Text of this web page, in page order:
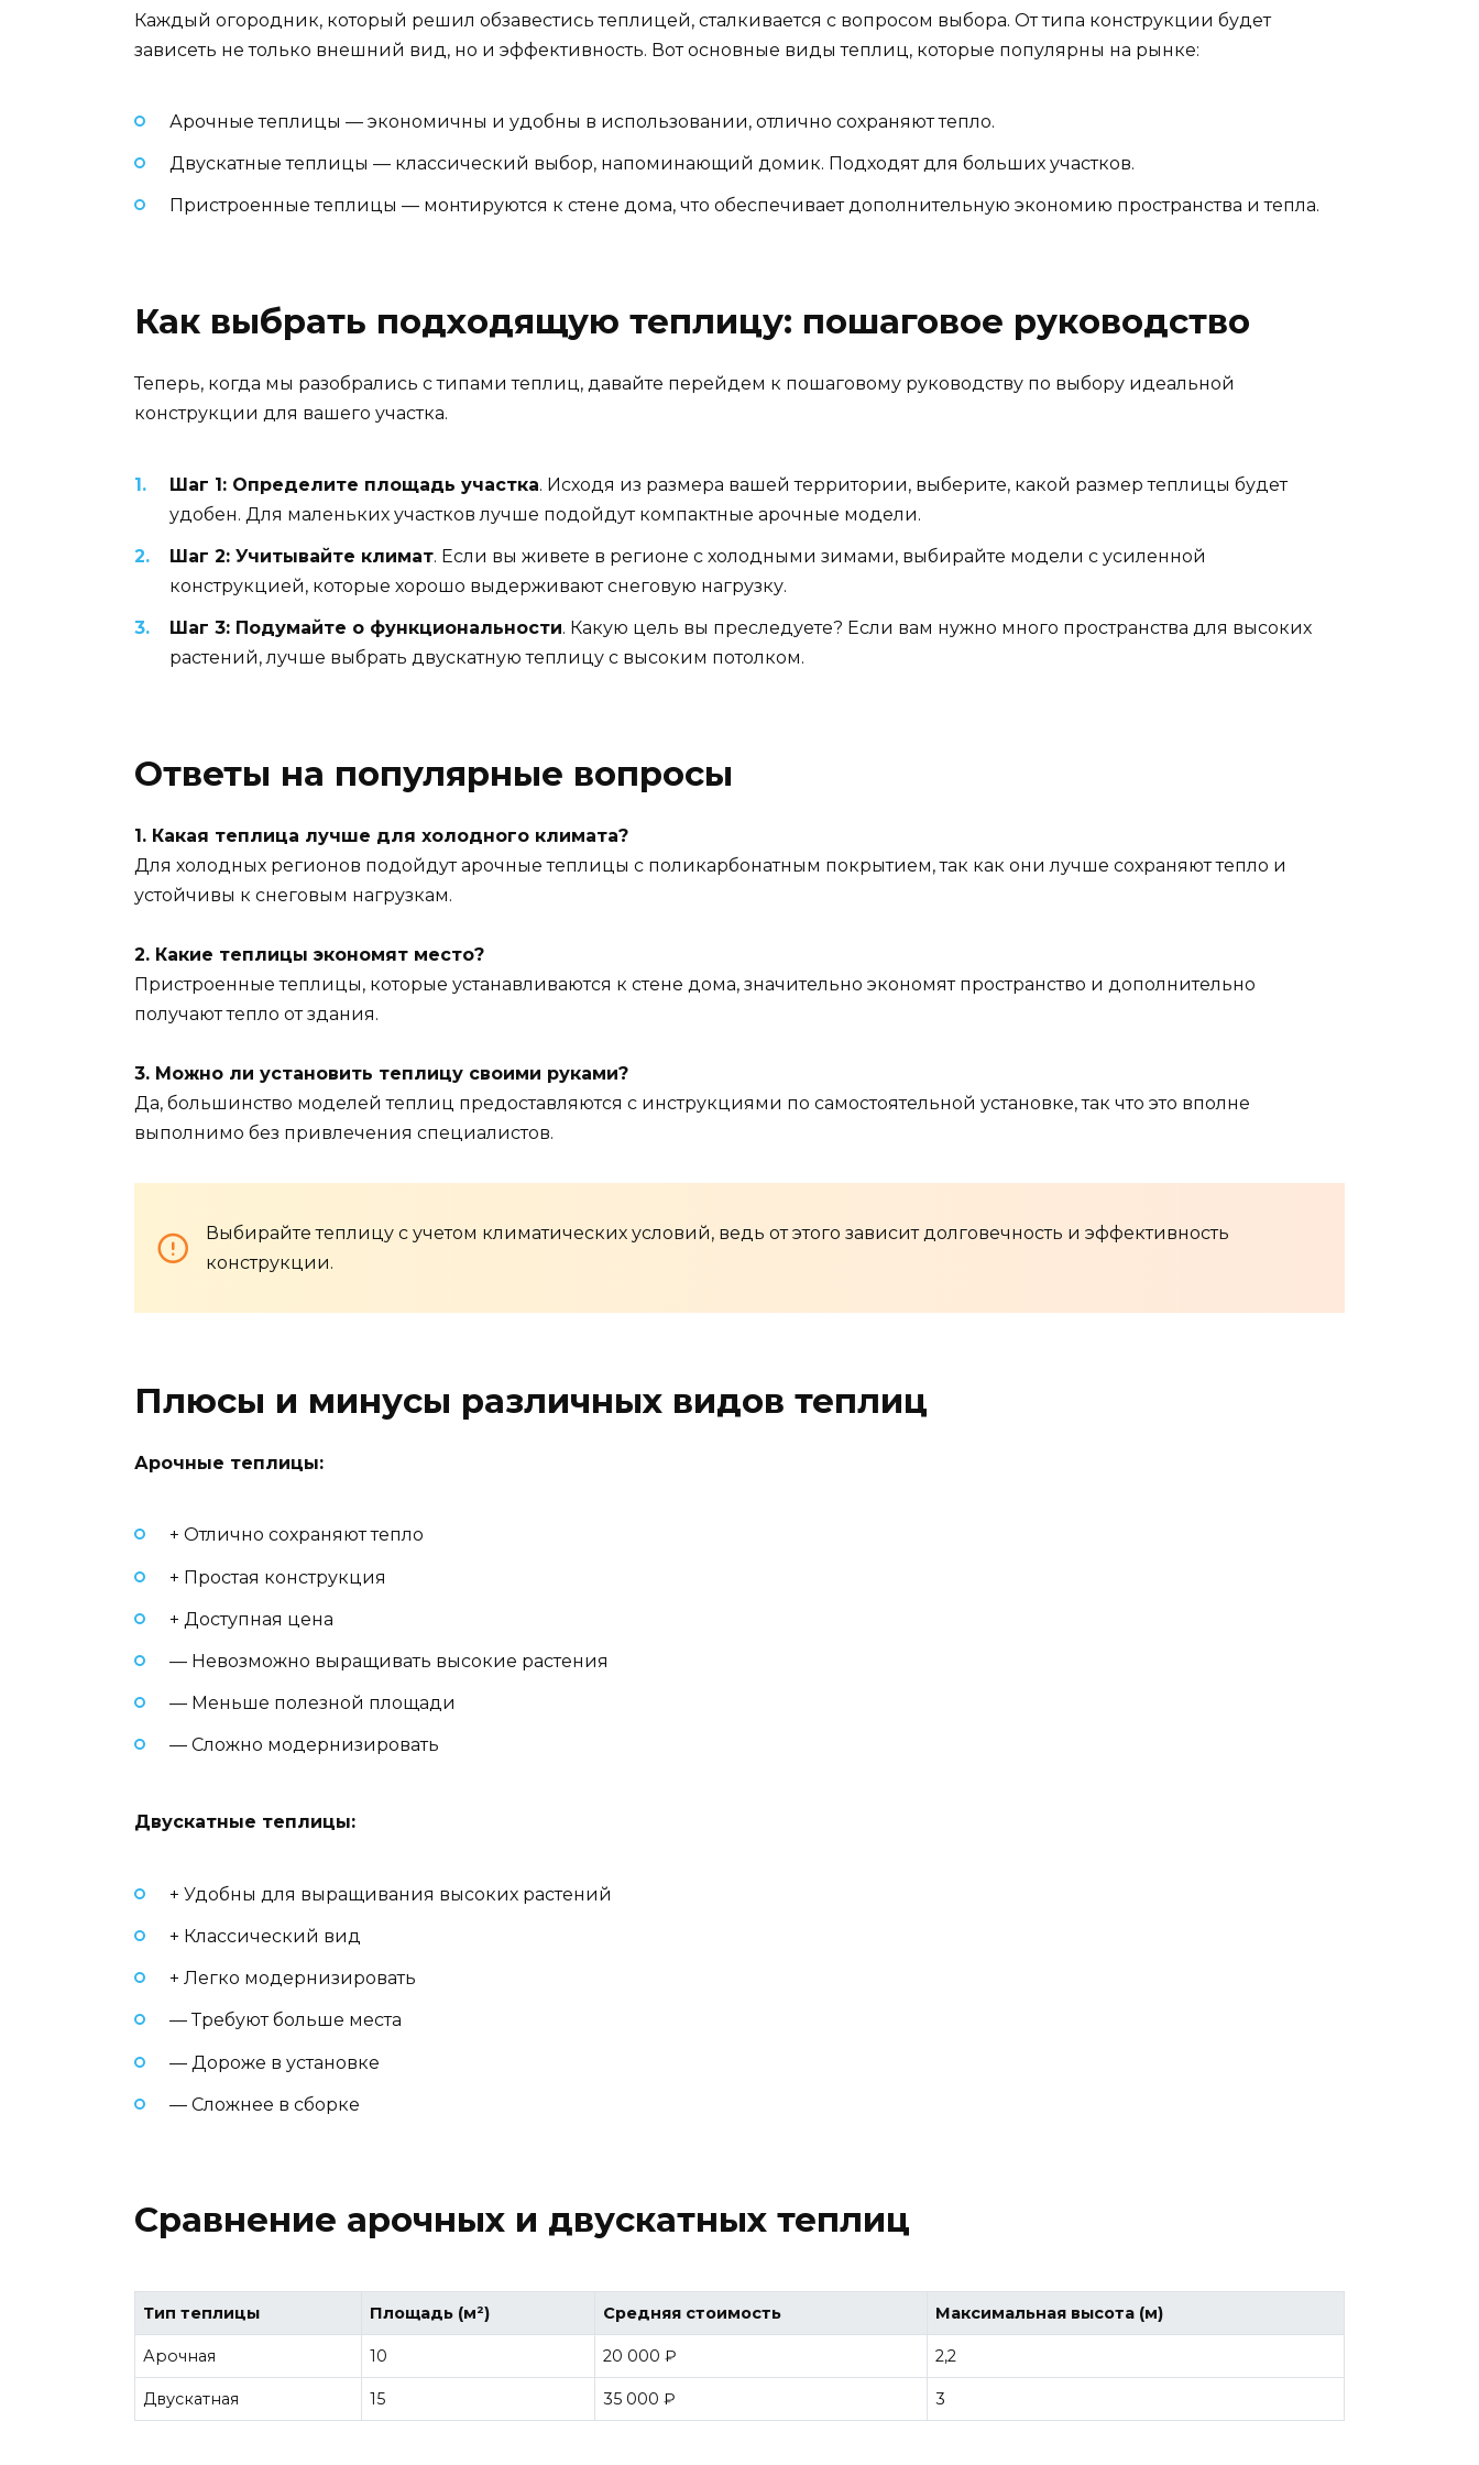
Каждый огородник, который решил обзавестись теплицей, сталкивается с вопросом выбора. От типа конструкции будет
зависеть не только внешний вид, но и эффективность. Вот основные виды теплиц, которые популярны на рынке:
Арочные теплицы — экономичны и удобны в использовании, отлично сохраняют тепло.
Двускатные теплицы — классический выбор, напоминающий домик. Подходят для больших участков.
Пристроенные теплицы — монтируются к стене дома, что обеспечивает дополнительную экономию пространства и тепла.
Как выбрать подходящую теплицу: пошаговое руководство
Теперь, когда мы разобрались с типами теплиц, давайте перейдем к пошаговому руководству по выбору идеальной
конструкции для вашего участка.
Шаг 1: Определите площадь участка. Исходя из размера вашей территории, выберите, какой размер теплицы будет
удобен. Для маленьких участков лучше подойдут компактные арочные модели.
Шаг 2: Учитывайте климат. Если вы живете в регионе с холодными зимами, выбирайте модели с усиленной
конструкцией, которые хорошо выдерживают снеговую нагрузку.
Шаг 3: Подумайте о функциональности. Какую цель вы преследуете? Если вам нужно много пространства для высоких
растений, лучше выбрать двускатную теплицу с высоким потолком.
Ответы на популярные вопросы
1. Какая теплица лучше для холодного климата?
Для холодных регионов подойдут арочные теплицы с поликарбонатным покрытием, так как они лучше сохраняют тепло и
устойчивы к снеговым нагрузкам.
2. Какие теплицы экономят место?
Пристроенные теплицы, которые устанавливаются к стене дома, значительно экономят пространство и дополнительно
получают тепло от здания.
3. Можно ли установить теплицу своими руками?
Да, большинство моделей теплиц предоставляются с инструкциями по самостоятельной установке, так что это вполне
выполнимо без привлечения специалистов.
Выбирайте теплицу с учетом климатических условий, ведь от этого зависит долговечность и эффективность
конструкции.
Плюсы и минусы различных видов теплиц
Арочные теплицы:
+ Отлично сохраняют тепло
+ Простая конструкция
+ Доступная цена
— Невозможно выращивать высокие растения
— Меньше полезной площади
— Сложно модернизировать
Двускатные теплицы:
+ Удобны для выращивания высоких растений
+ Классический вид
+ Легко модернизировать
— Требуют больше места
— Дороже в установке
— Сложнее в сборке
Сравнение арочных и двускатных теплиц
Тип теплицы Площадь (м²) Средняя стоимость Максимальная высота (м)
Арочная 10 20 000 ₽ 2,2
Двускатная 15 35 000 ₽ 3